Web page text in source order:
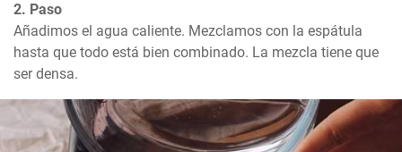
2. Paso
Añadimos el agua caliente. Mezclamos con la espátula
hasta que todo está bien combinado. La mezcla tiene que
ser densa.